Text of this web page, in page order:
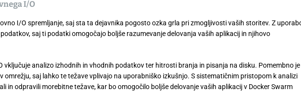
I/O
I/O spremljanje, saj sta ta dejavnika pogosto ozka grla pri zmogljivosti vaših storitev. Z
saj ti podatki omogočajo boljše razumevanje delovanja vaših aplikacij in njihovo
vključuje analizo izhodnih in vhodnih podatkov ter hitrosti branja in pisanja na disku. Pomembno je
omrežju, saj lahko te težave vplivajo na uporabniško izkušnjo. S sistematičnim pristopom k analizi
in odpravili morebitne težave, kar bo omogočilo boljše delovanje vaših aplikacij v Docker Swarm